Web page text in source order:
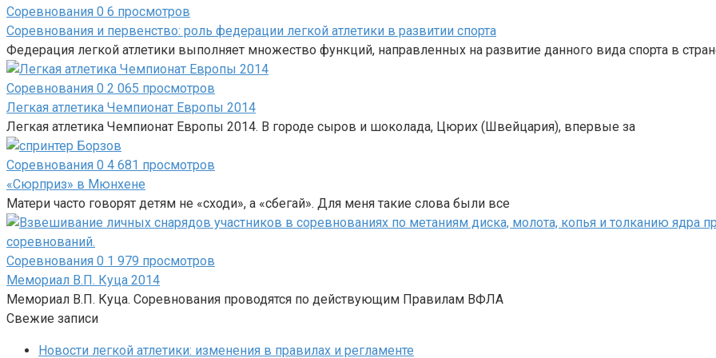
Соревнования 0 6 просмотров
Соревнования и первенство: роль федерации легкой атлетики в развитии спорта
Федерация легкой атлетики выполняет множество функций, направленных на развитие данного вида спорта в
Соревнования 0 2 065 просмотров
Легкая атлетика Чемпионат Европы 2014
Легкая атлетика Чемпионат Европы 2014. В городе сыров и шоколада, Цюрих (Швейцария), впервые за
Соревнования 0 4 681 просмотров
«Сюрприз» в Мюнхене
Матери часто говорят детям не «сходи», а «сбегай». Для меня такие слова были все
Соревнования 0 1 979 просмотров
Мемориал В.П. Куца 2014
Мемориал В.П. Куца. Соревнования проводятся по действующим Правилам ВФЛА
Свежие записи
Новости легкой атлетики: изменения в правилах и регламенте